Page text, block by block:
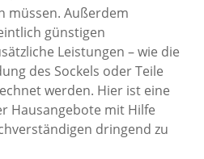
müssen. Außerdem
günstigen
Leistungen – wie die
des Sockels oder Teile
werden. Hier ist eine
Hausangebote mit Hilfe
dringend zu